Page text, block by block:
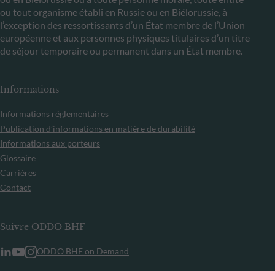
ou tout organisme établi en Russie ou en Biélorussie, à
l’exception des ressortissants d’un État membre de l’Union
européenne et aux personnes physiques titulaires d’un titre
de séjour temporaire ou permanent dans un État membre.
Informations
Informations réglementaires
Publication d’informations en matière de durabilité
Informations aux porteurs
Glossaire
Carrières
Contact
Suivre ODDO BHF
ODDO BHF on Demand